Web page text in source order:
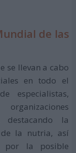
de las
se llevan a cabo
en todo el
especialistas,
destacando la
de la nutria, así
por la posible